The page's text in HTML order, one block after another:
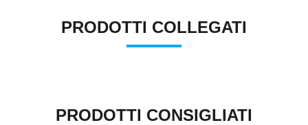
PRODOTTI COLLEGATI
PRODOTTI CONSIGLIATI